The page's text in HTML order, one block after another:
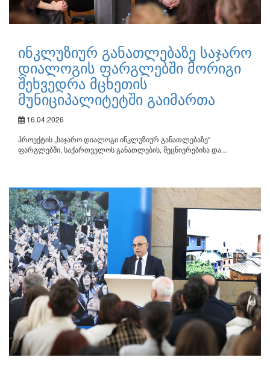
ინკლუზიურ განათლებაზე საჯარო
დიალოგის ფარგლებში მორიგი
შეხვედრა მცხეთის
მუნიციპალიტეტში გაიმართა
16.04.2026
პროექტის „საჯარო დიალოგი ინკლუზიურ განათლებაზე“
ფარგლებში, საქართველოს განათლების, მეცნიერებისა და...